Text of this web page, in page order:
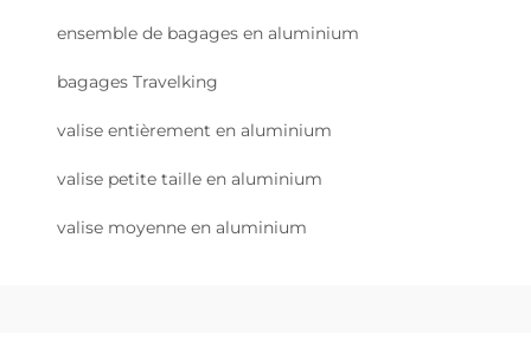
ensemble de bagages en aluminium
bagages Travelking
valise entièrement en aluminium
valise petite taille en aluminium
valise moyenne en aluminium